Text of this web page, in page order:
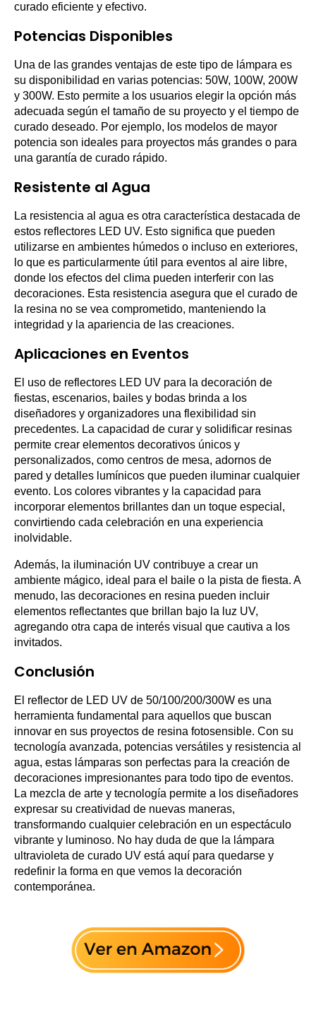
curado eficiente y efectivo.
Potencias Disponibles
Una de las grandes ventajas de este tipo de lámpara es
su disponibilidad en varias potencias: 50W, 100W, 200W
y 300W. Esto permite a los usuarios elegir la opción más
adecuada según el tamaño de su proyecto y el tiempo de
curado deseado. Por ejemplo, los modelos de mayor
potencia son ideales para proyectos más grandes o para
una garantía de curado rápido.
Resistente al Agua
La resistencia al agua es otra característica destacada de
estos reflectores LED UV. Esto significa que pueden
utilizarse en ambientes húmedos o incluso en exteriores,
lo que es particularmente útil para eventos al aire libre,
donde los efectos del clima pueden interferir con las
decoraciones. Esta resistencia asegura que el curado de
la resina no se vea comprometido, manteniendo la
integridad y la apariencia de las creaciones.
Aplicaciones en Eventos
El uso de reflectores LED UV para la decoración de
fiestas, escenarios, bailes y bodas brinda a los
diseñadores y organizadores una flexibilidad sin
precedentes. La capacidad de curar y solidificar resinas
permite crear elementos decorativos únicos y
personalizados, como centros de mesa, adornos de
pared y detalles lumínicos que pueden iluminar cualquier
evento. Los colores vibrantes y la capacidad para
incorporar elementos brillantes dan un toque especial,
convirtiendo cada celebración en una experiencia
inolvidable.
Además, la iluminación UV contribuye a crear un
ambiente mágico, ideal para el baile o la pista de fiesta. A
menudo, las decoraciones en resina pueden incluir
elementos reflectantes que brillan bajo la luz UV,
agregando otra capa de interés visual que cautiva a los
invitados.
Conclusión
El reflector de LED UV de 50/100/200/300W es una
herramienta fundamental para aquellos que buscan
innovar en sus proyectos de resina fotosensible. Con su
tecnología avanzada, potencias versátiles y resistencia al
agua, estas lámparas son perfectas para la creación de
decoraciones impresionantes para todo tipo de eventos.
La mezcla de arte y tecnología permite a los diseñadores
expresar su creatividad de nuevas maneras,
transformando cualquier celebración en un espectáculo
vibrante y luminoso. No hay duda de que la lámpara
ultravioleta de curado UV está aquí para quedarse y
redefinir la forma en que vemos la decoración
contemporánea.